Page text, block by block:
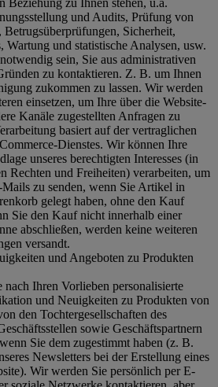
Beziehung zu Ihnen stehen, u.a.
und Audits, Prüfung von
Betrugsüberprüfungen, Sicherheit,
Wartung und statistische Analysen, usw.
sein, Sie aus administrativen
zu kontaktieren. Z. B. um Ihnen
zukommen zu lassen. Wir werden
einsetzen, um Ihre über die Website-
Kanäle zugestellten Anfragen zu
basiert auf der vertraglichen
Dienstes. Wir können Ihre
unseres berechtigten Interesses (in
Rechten und Freiheiten) verarbeiten, um
zu senden, wenn Sie Artikel in
gelegt haben, ohne den Kauf
Sie den Kauf nicht innerhalb einer
abschließen, werden keine weiteren
versandt.
und Angeboten zu Produkten
nach Ihren Vorlieben personalisierte
und Neuigkeiten zu Produkten von
den Tochtergesellschaften des
sowie Geschäftspartnern
Sie dem zugestimmt haben (z. B.
Newsletters bei der Erstellung eines
Wir werden Sie persönlich per E-